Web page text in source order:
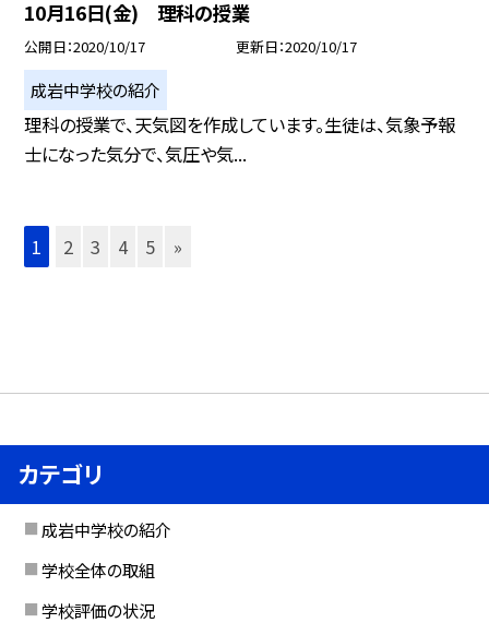
10月16日(金) 理科の授業
公開日 2020/10/17 更新日 2020/10/17
成岩中学校の紹介
理科の授業で、天気図を作成しています。生徒は、気象予報
士になった気分で、気圧や気...
1 2 3 4 5 »
カテゴリ
成岩中学校の紹介
学校全体の取組
学校評価の状況